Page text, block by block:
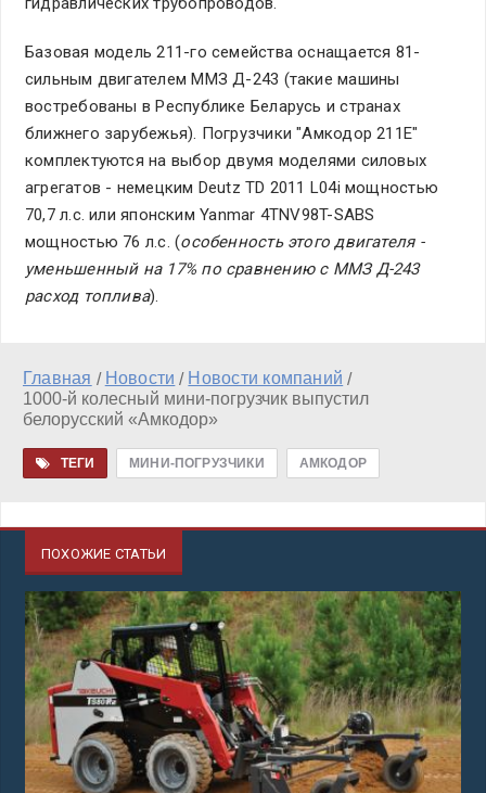
Базовая модель 211-го семейства оснащается 81-
сильным двигателем ММЗ Д-243 (такие машины
востребованы в Республике Беларусь и странах
ближнего зарубежья). Погрузчики "Амкодор 211Е"
комплектуются на выбор двумя моделями силовых
агрегатов - немецким Deutz TD 2011 L04i мощностью
70,7 л.с. или японским Yanmar 4ТNV98T-SABS
мощностью 76 л.с. (особенность этого двигателя -
уменьшенный на 17% по сравнению с ММЗ Д-243
расход топлива).
Главная / Новости / Новости компаний /
1000-й колесный мини-погрузчик выпустил
белорусский «Амкодор»
ТЕГИ МИНИ-ПОГРУЗЧИКИ АМКОДОР
ПОХОЖИЕ СТАТЬИ